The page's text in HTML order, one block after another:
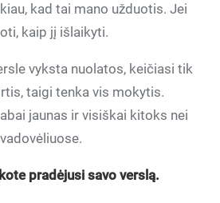
kad tai mano užduotis. Jei
kaip jį išlaikyti.
vyksta nuolatos, keičiasi tik
taigi tenka vis mokytis.
jaunas ir visiškai kitoks nei
pradėjusi savo verslą.